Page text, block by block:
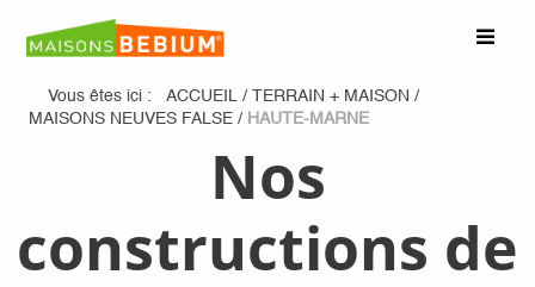
Vous êtes ici : ACCUEIL / TERRAIN + MAISON /
MAISONS NEUVES FALSE / HAUTE-MARNE
Nos
constructions de